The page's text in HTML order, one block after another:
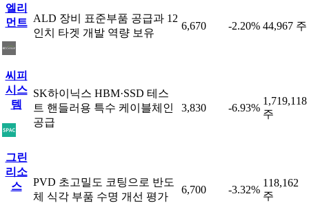
엘리
먼트 ALD 장비 표준부품 공급과 12
인치 타겟 개발 역량 보유
6,670 -2.20% 44,967 주
씨피
시스
템
SK하이닉스 HBM·SSD 테스
트 핸들러용 특수 케이블체인
공급
3,830 -6.93%
1,719,118
주
그린
리소
스
PVD 초고밀도 코팅으로 반도
체 식각 부품 수명 개선 평가
6,700 -3.32%
118,162
주